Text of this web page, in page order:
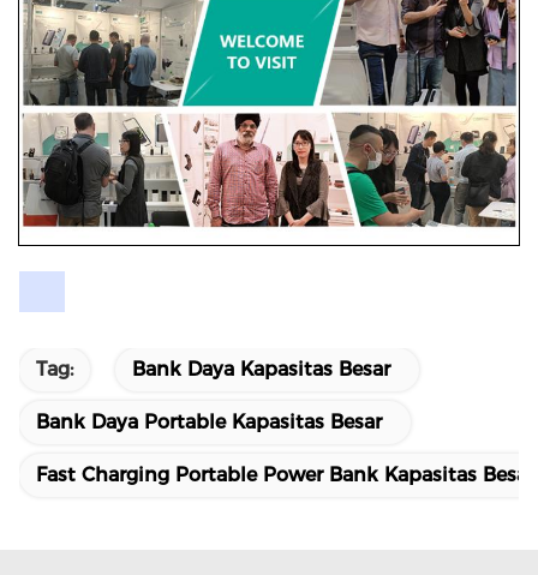
Tag: Bank Daya Kapasitas Besar
Bank Daya Portable Kapasitas Besar
Fast Charging Portable Power Bank Kapasitas Besar